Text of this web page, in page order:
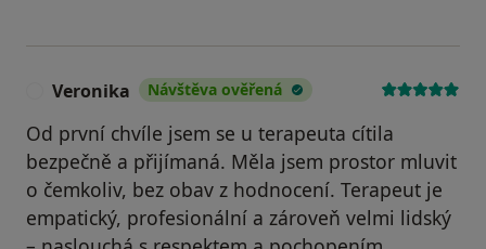
Veronika Návštěva ověřená
Od první chvíle jsem se u terapeuta cítila
bezpečně a přijímaná. Měla jsem prostor mluvit
o čemkoliv, bez obav z hodnocení. Terapeut je
empatický, profesionální a zároveň velmi lidský